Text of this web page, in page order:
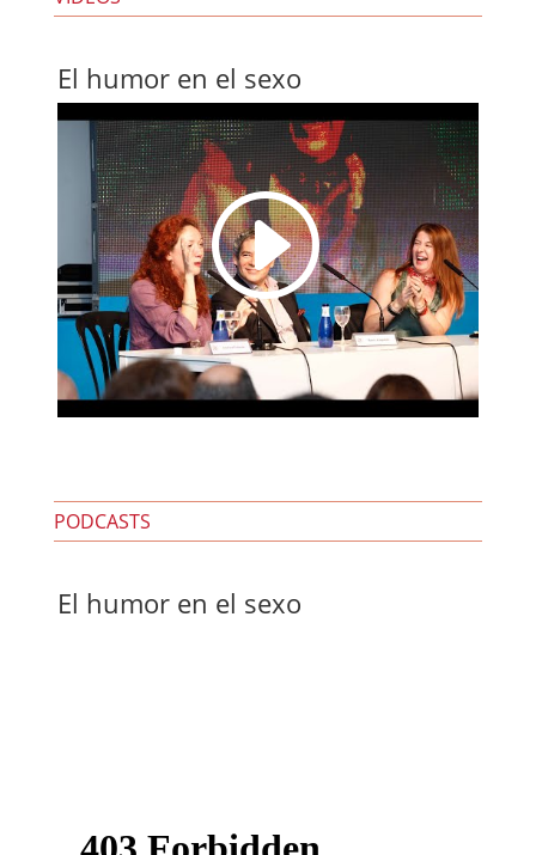
El humor en el sexo
I
PODCASTS
El humor en el sexo